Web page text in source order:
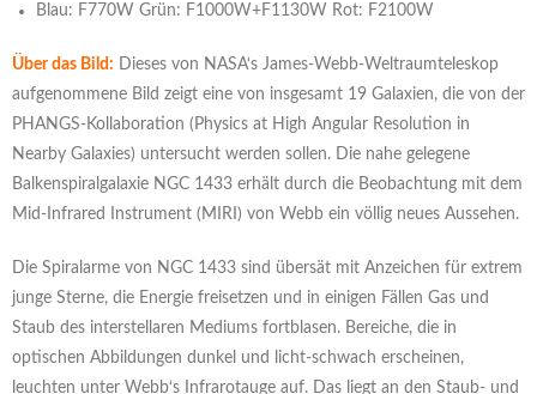
Blau: F770W Grün: F1000W+F1130W Rot: F2100W
Über das Bild: Dieses von NASA‘s James-Webb-Weltraumteleskop
aufgenommene Bild zeigt eine von insgesamt 19 Galaxien, die von der
PHANGS-Kollaboration (Physics at High Angular Resolution in
Nearby Galaxies) untersucht werden sollen. Die nahe gelegene
Balkenspiralgalaxie NGC 1433 erhält durch die Beobachtung mit dem
Mid-Infrared Instrument (MIRI) von Webb ein völlig neues Aussehen.
Die Spiralarme von NGC 1433 sind übersät mit Anzeichen für extrem
junge Sterne, die Energie freisetzen und in einigen Fällen Gas und
Staub des interstellaren Mediums fortblasen. Bereiche, die in
optischen Abbildungen dunkel und licht-schwach erscheinen,
leuchten unter Webb‘s Infrarotauge auf. Das liegt an den Staub- und